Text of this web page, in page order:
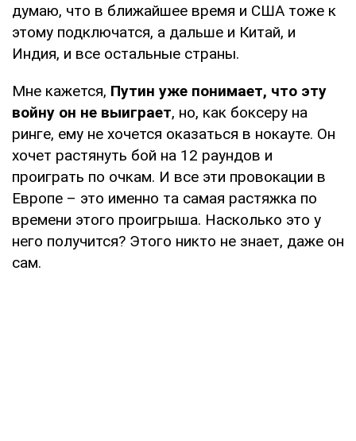
думаю, что в ближайшее время и США тоже к
этому подключатся, а дальше и Китай, и
Индия, и все остальные страны.
Мне кажется, Путин уже понимает, что эту
войну он не выиграет, но, как боксеру на
ринге, ему не хочется оказаться в нокауте. Он
хочет растянуть бой на 12 раундов и
проиграть по очкам. И все эти провокации в
Европе – это именно та самая растяжка по
времени этого проигрыша. Насколько это у
него получится? Этого никто не знает, даже он
сам.